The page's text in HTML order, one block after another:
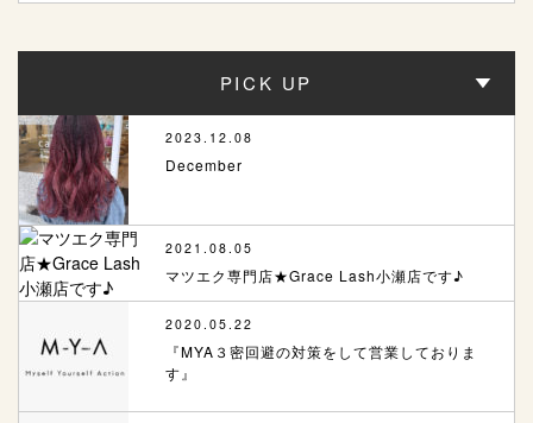
PICK UP
2023.12.08
December
2021.08.05
マツエク専門店★Grace Lash小瀬店です♪
2020.05.22
『MYA３密回避の対策をして営業しておりま
す』